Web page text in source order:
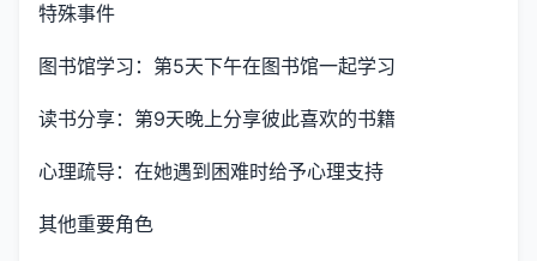
特殊事件
图书馆学习：第5天下午在图书馆一起学习
读书分享：第9天晚上分享彼此喜欢的书籍
心理疏导：在她遇到困难时给予心理支持
其他重要角色